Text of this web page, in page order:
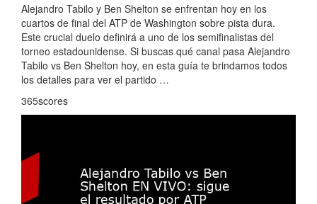
Alejandro Tabilo y Ben Shelton se enfrentan hoy en los
cuartos de final del ATP de Washington sobre pista dura.
Este crucial duelo definirá a uno de los semifinalistas del
torneo estadounidense. Si buscas qué canal pasa Alejandro
Tabilo vs Ben Shelton hoy, en esta guía te brindamos todos
los detalles para ver el partido …
365scores